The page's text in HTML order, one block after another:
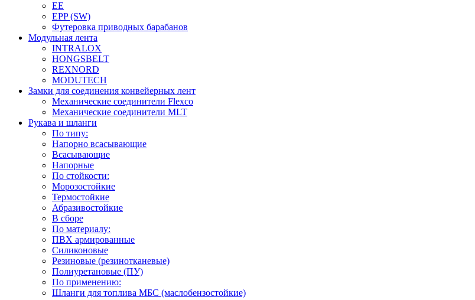
EE
EPP (SW)
Футеровка приводных барабанов
Модульная лента
INTRALOX
HONGSBELT
REXNORD
MODUTECH
Замки для соединения конвейерных лент
Механические соединители Flexco
Механические соединители MLT
Рукава и шланги
По типу:
Напорно всасывающие
Всасывающие
Напорные
По стойкости:
Морозостойкие
Термостойкие
Абразивостойкие
В сборе
По материалу:
ПВХ армированные
Силиконовые
Резиновые (резинотканевые)
Полиуретановые (ПУ)
По применению:
Шланги для топлива МБС (маслобензостойкие)